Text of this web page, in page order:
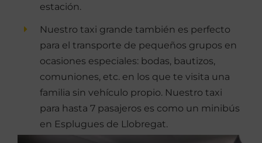
estación.
Nuestro taxi grande también es perfecto
para el transporte de pequeños grupos en
ocasiones especiales: bodas, bautizos,
comuniones, etc. en los que te visita una
familia sin vehículo propio. Nuestro taxi
para hasta 7 pasajeros es como un minibús
en Esplugues de Llobregat.